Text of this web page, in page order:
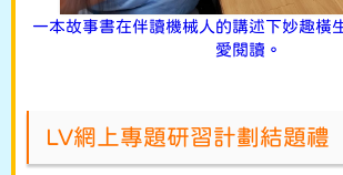
一本故事書在伴讀機械人的講述下妙趣橫
愛閱讀。
LV網上專題研習計劃結題禮